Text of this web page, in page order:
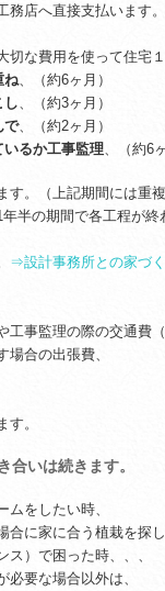
務店へ直接支払います。
切な費用を使って住宅
ね 、（約6ヶ月）
し 、（約3ヶ月）
で、（約2ヶ月）
るか工事監理 、（約6
す。（上記期間には重
半の期間で各工程が
⇒設計事務所との家づ
工事監理の際の交通費
場合の出張費、
す。
合いは続きます。
ムをしたい時、
合に家に合う植栽を探
ス）で困った時、、、
必要な場合以外は、